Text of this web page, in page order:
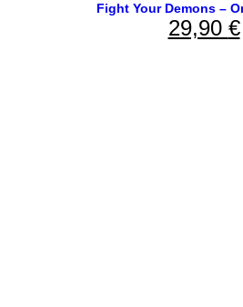
Fight Your Demons –
29,90 €